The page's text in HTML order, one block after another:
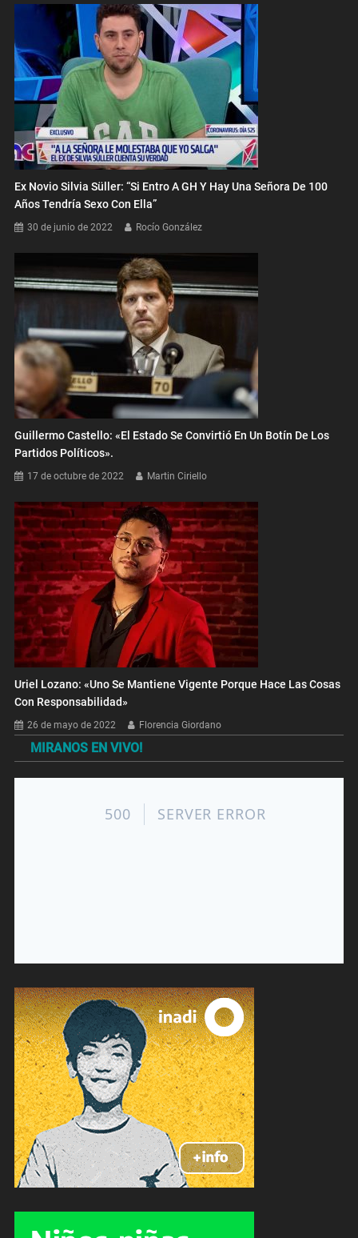
Ex Novio Silvia Süller: “Si Entro A GH Y Hay Una Señora De 100
Años Tendría Sexo Con Ella”
30 de junio de 2022 Rocío González
Guillermo Castello: «El Estado Se Convirtió En Un Botín De Los
Partidos Políticos».
17 de octubre de 2022 Martin Ciriello
Uriel Lozano: «Uno Se Mantiene Vigente Porque Hace Las Cosas
Con Responsabilidad»
26 de mayo de 2022 Florencia Giordano
MIRANOS EN VIVO!